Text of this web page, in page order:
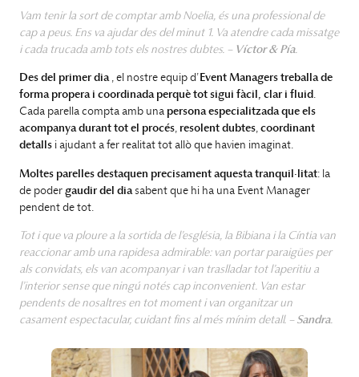
Vam tenir la sort de comptar amb Noelia, és una professional de
cap a peus. Ens va ajudar des del minut 1. Va atendre cada missatge
i cada trucada amb tots els nostres dubtes. – Víctor & Pía.
Des del primer dia , el nostre equip d’ Event Managers treballa de
forma propera i coordinada perquè tot sigui fàcil, clar i fluid .
Cada parella compta amb una persona especialitzada que els
acompanya durant tot el procés, resolent dubtes, coordinant
detalls i ajudant a fer realitat tot allò que havien imaginat.
Moltes parelles destaquen precisament aquesta tranquil·litat: la
de poder gaudir del dia sabent que hi ha una Event Manager
pendent de tot.
Tot i que va ploure a la sortida de l’església, la Bibiana i la Cíntia van
reaccionar amb una rapidesa admirable: van portar paraigües per
als convidats, els van acompanyar i van traslladar tot l’aperitiu a
l’interior sense que ningú notés cap inconvenient. Van estar
pendents de nosaltres en tot moment i van organitzar un
casament espectacular, cuidant fins al més mínim detall. – Sandra.